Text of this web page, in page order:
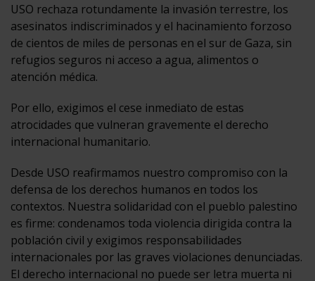
USO rechaza rotundamente la invasión terrestre, los
asesinatos indiscriminados y el hacinamiento forzoso
de cientos de miles de personas en el sur de Gaza, sin
refugios seguros ni acceso a agua, alimentos o
atención médica.
Por ello, exigimos el cese inmediato de estas
atrocidades que vulneran gravemente el derecho
internacional humanitario.
Desde USO reafirmamos nuestro compromiso con la
defensa de los derechos humanos en todos los
contextos. Nuestra solidaridad con el pueblo palestino
es firme: condenamos toda violencia dirigida contra la
población civil y exigimos responsabilidades
internacionales por las graves violaciones denunciadas.
El derecho internacional no puede ser letra muerta ni